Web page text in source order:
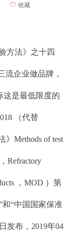
ꄀ 收藏
方法》之十四
流企业做品牌，
这是最低限度的
（代替
》Methods of test
Refractory
，MOD ）第
“中国国家保准
发布，2019年04